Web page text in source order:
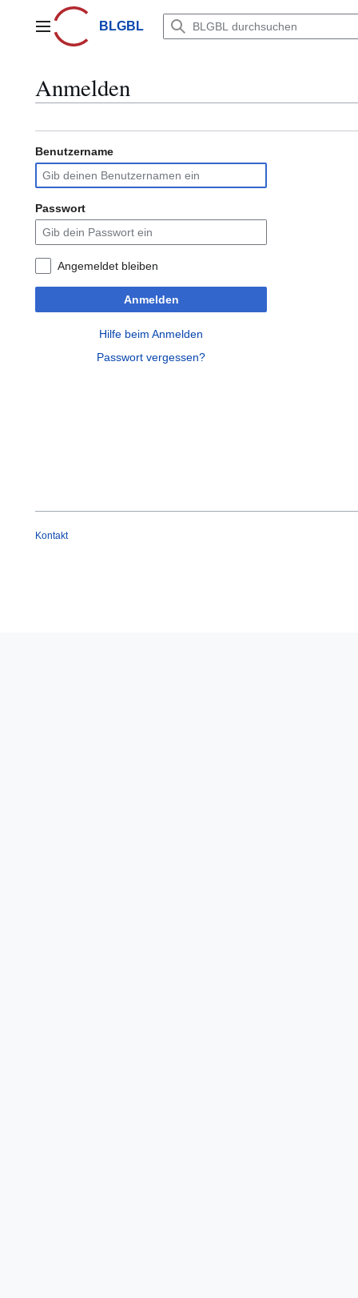
springenHauptmenüBLGBL
Anmelden
Benutzername
Passwort
Angemeldet bleiben
Anmelden
Hilfe beim Anmelden
Passwort vergessen?
Kontakt